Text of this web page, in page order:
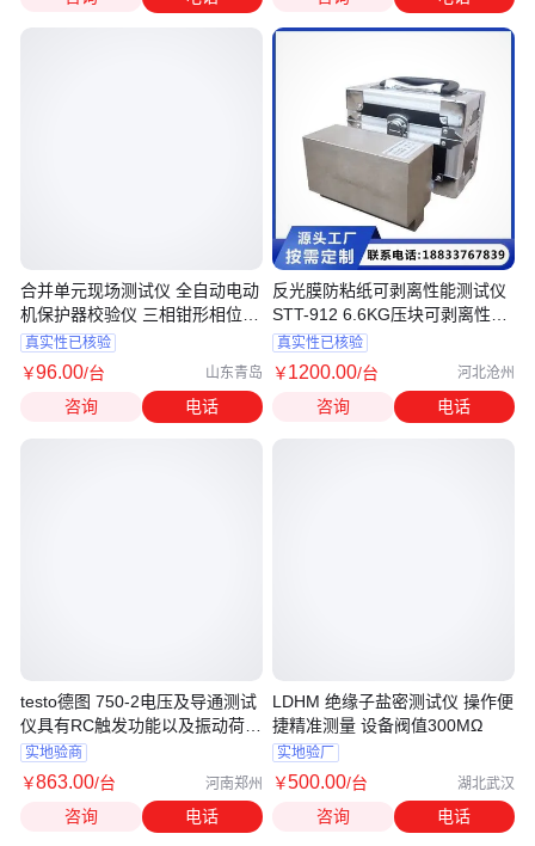
合并单元现场测试仪 全自动电动
机保护器校验仪 三相钳形相位伏
安表
真实性已核验
￥96.00/台 山东青岛
咨询 电话
testo德图 750-2电压及导通测试
仪具有RC触发功能以及振动荷载
按钮
实地验商
￥863.00/台 河南郑州
咨询 电话
反光膜防粘纸可剥离性能测试仪
STT-912 6.6KG压块可剥离性装
置
真实性已核验
￥1200.00/台 河北沧州
咨询 电话
LDHM 绝缘子盐密测试仪 操作便
捷精准测量 设备阀值300MΩ
实地验厂
￥500.00/台 湖北武汉
咨询 电话